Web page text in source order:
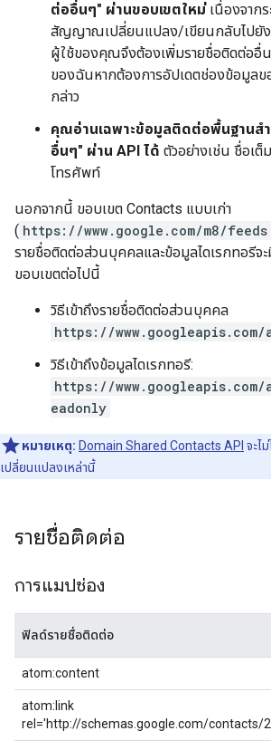
ต่ออื่นๆ" ผ่านขอบเขตใหม่เนื่องจาก
สัญญาณเปลี่ยนแปลง/เขียนกลับไปยัง
ผู้ใช้ของคุณจึงต้องเพิ่มรายชื่อติดต่ออื่
ของฉันหากต้องการอัปเดตช่องข้อมูลข
กล่าว
คุณอ่านเฉพาะข้อมูลติดต่อพื้นฐานส
อื่นๆ" ผ่าน API ได้ ตัวอย่างเช่น ชื่อเต็
โทรศัพท์
นอกจากนี้ ขอบเขต Contacts แบบเก่า
( https://www.google.com/m8/feeds
รายชื่อติดต่อส่วนบุคคลและข้อมูลไดเรกทอรีจ
ขอบเขตต่อไปนี้
วิธีเข้าถึงรายชื่อติดต่อส่วนบุคคล
https://
วิธีเข้าถึงข้อมูลไดเรกทอรี:
https://
eadonly
หมายเหตุ: Domain Shared Contacts API จะไ
เปลี่ยนแปลงเหล่านี้
รายชื่อติดต่อ
การแมปช่อง
ฟิลด์รายชื่อติดต่อ
atom:content
atom:link
rel='http://schemas.google.com/contacts/